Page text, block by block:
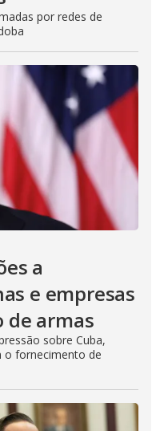
por redes de
a
e empresas
de armas
sobre Cuba,
o fornecimento de